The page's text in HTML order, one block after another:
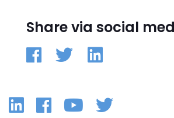
Share via social
Linkedin
Facebook
YouTube
Twitter